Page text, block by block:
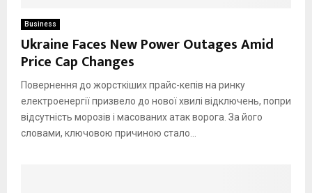
Business
Ukraine Faces New Power Outages Amid
Price Cap Changes
Повернення до жорсткіших прайс-кепів на ринку
електроенергії призвело до нової хвилі відключень, попри
відсутність морозів і масованих атак ворога. За його
словами, ключовою причиною стало...